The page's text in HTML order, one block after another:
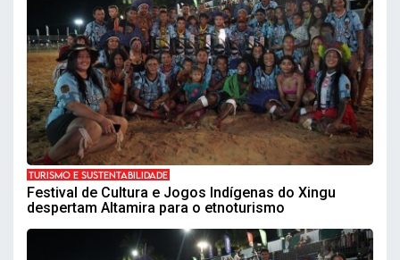
TURISMO E SUSTENTABILIDADE
Festival de Cultura e Jogos Indígenas do Xingu
despertam Altamira para o etnoturismo